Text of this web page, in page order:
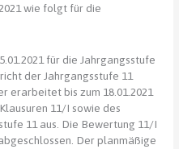
wie folgt für die
für die Jahrgangsstufe
der Jahrgangsstufe 11
erarbeitet bis zum 18.01.2021
11/I sowie des
11 aus. Die Bewertung 11/I
Der planmäßige